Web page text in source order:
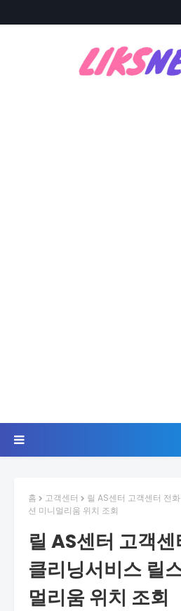
홈 고객센터
릴 AS센터 고객센터 전
션 미니멀리움 위치 조회
릴 AS센터 고객
클리닝서비스 릴
멀리움 위치 조회